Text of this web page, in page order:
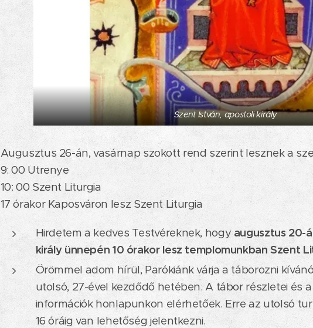
Szent István, apostoli király
Augusztus 26-án, vasárnap szokott rend szerint lesznek a
9: 00 Utrenye
10: 00 Szent Liturgia
17 órakor Kaposváron lesz Szent Liturgia
Hirdetem a kedves Testvéreknek, hogyaugusztus 20-
király ünnepén 10 órakor lesz templomunkban Szent
Örömmel adom hírül, Parókiánk várja a táborozni
utolsó, 27-ével kezdődő hetében. A tábor részletei és
információk honlapunkon elérhetőek. Erre az utolsó
16 óráig van lehetőség jelentkezni.